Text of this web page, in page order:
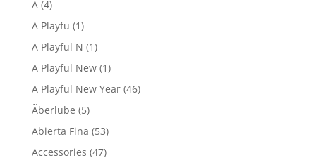
A (4)
A Playfu (1)
A Playful N (1)
A Playful New (1)
A Playful New Year (46)
Ãberlube (5)
Abierta Fina (53)
Accessories (47)